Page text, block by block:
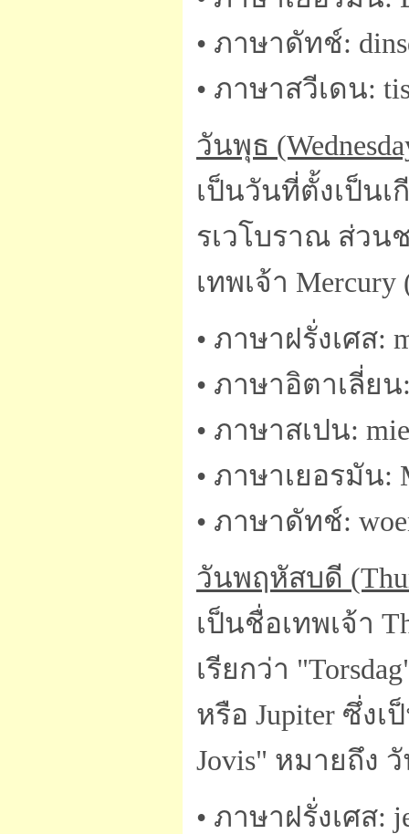
• ภาษาดัทช์:
• ภาษาสวีเดน:
วันพุธ
เป็นวันที่ตั้งเป็นเ
รเวโบราณ ส่วน
เทพเจ้า
• ภาษาฝรั่งเศส:
• ภาษาอิตาเลี่ยน
• ภาษาสเปน:
• ภาษาเยอรมัน:
• ภาษาดัทช์:
วันพฤหัสบดี
เป็นชื่อเทพเจ้า
เรียกว่า
หรือ Jupiter ซึ่งเ
Jovis" หมายถึง วั
• ภาษาฝรั่งเศส: